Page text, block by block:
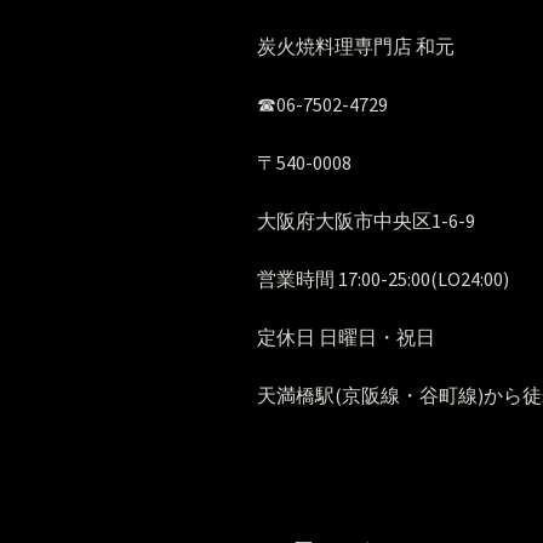
炭火焼料理専門店 和元
☎︎06-7502-4729
〒540-0008
大阪府大阪市中央区1-6-9
営業時間 17:00-25:00(LO24:00)
定休日 日曜日・祝日
天満橋駅(京阪線・谷町線)から